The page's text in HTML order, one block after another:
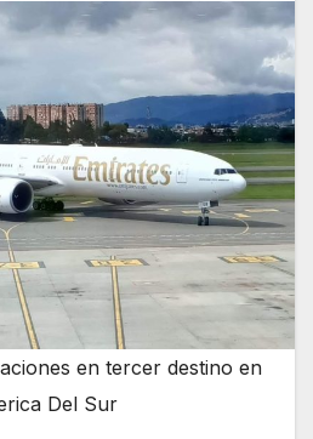
en tercer destino en
Del Sur